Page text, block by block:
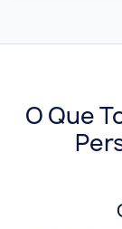
O Que